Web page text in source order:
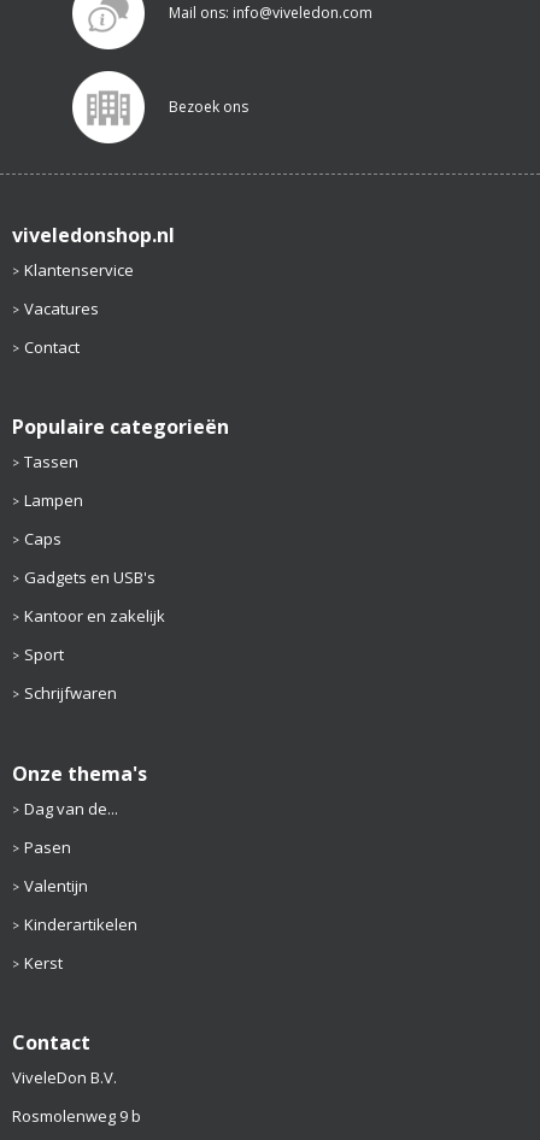
Mail ons: info@viveledon.com
Bezoek ons
viveledonshop.nl
Klantenservice
Vacatures
Contact
Populaire categorieën
Tassen
Lampen
Caps
Gadgets en USB's
Kantoor en zakelijk
Sport
Schrijfwaren
Onze thema's
Dag van de...
Pasen
Valentijn
Kinderartikelen
Kerst
Contact
ViveleDon B.V.
Rosmolenweg 9 b